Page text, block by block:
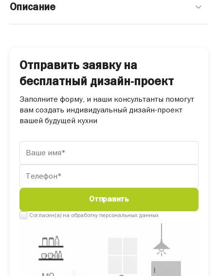
Описание
Отправить заявку на
бесплатный дизайн-проект
Заполните форму, и наши консультанты помогут
вам создать индивидуальный дизайн-проект
вашей будущей кухни
Согласен(а) на обработку персональных данных